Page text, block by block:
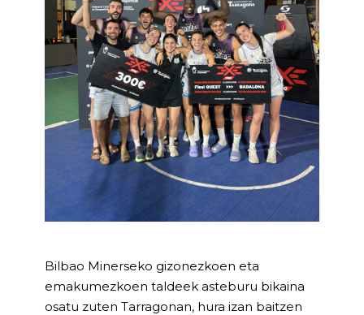
Bilbao Minerseko gizonezkoen eta
emakumezkoen taldeek asteburu bikaina
osatu zuten Tarragonan, hura izan baitzen